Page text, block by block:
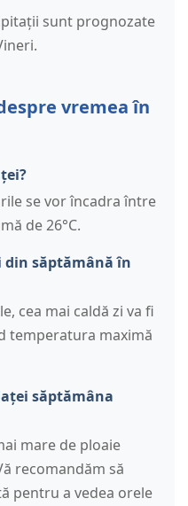
sunt prognozate
vremea în
se vor încadra între
de 26°C.
din săptămână în
cea mai caldă zi va fi
temperatura maximă
săptămâna
mare de ploaie
recomandăm să
pentru a vedea orele